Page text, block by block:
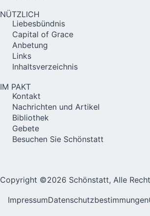
NÜTZLICH
Liebesbündnis
Capital of Grace
Anbetung
Links
Inhaltsverzeichnis
IM PAKT
Kontakt
Nachrichten und Artikel
Bibliothek
Gebete
Besuchen Sie Schönstatt
Copyright ©2026 Schönstatt, Alle
ImpressumDatenschutzbestimmungen